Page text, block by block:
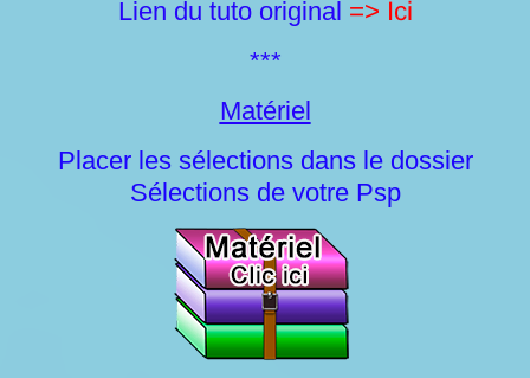
Lien du tuto original => Ici
***
Matériel
Placer les sélections dans le dossier
Sélections de votre Psp